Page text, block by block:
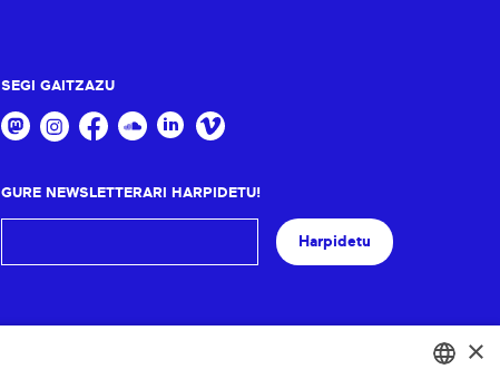
SEGI GAITZAZU
GURE NEWSLETTERARI HARPIDETU!
Harpidetu
×